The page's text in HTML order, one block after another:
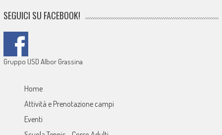
SEGUICI SU FACEBOOK!
Gruppo USD Albor Grassina
Home
Attività e Prenotazione campi
Eventi